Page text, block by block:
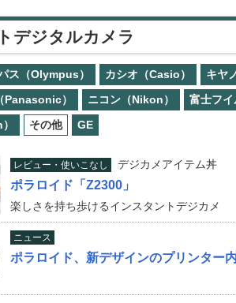
デジタルカメラ
ス（Olympus） カシオ（Casio） キヤ
Panasonic）
ニコン（Nikon） 富士フ
その他 GE
レビュー・使いこなし デジカメアイテム丼
ポラロイド「Z2300」
楽しさを持ち歩けるインスタントデジカメ
ニュース
ポラロイド、新デザインのプリンター